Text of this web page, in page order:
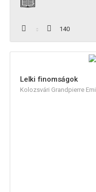
140
Lelki finomságok
Kolozsvári Grandpierre Emil